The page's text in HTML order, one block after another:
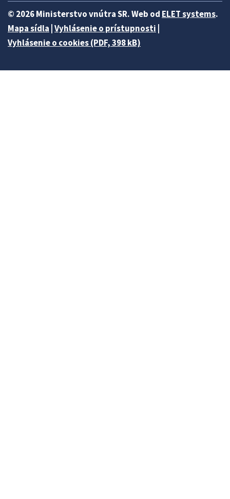
© 2026 Ministerstvo vnútra SR. Web od ELET systems.
Mapa sídla Vyhlásenie o prístupnosti
Vyhlásenie o cookies (PDF, 398 kB)